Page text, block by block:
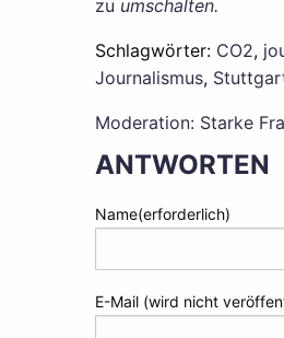
zu umschalten.
Schlagwörter: CO2,
Journalismus,
Moderation: Starke
ANTWORTEN
Name(erforderlich)
E-Mail (wird nicht